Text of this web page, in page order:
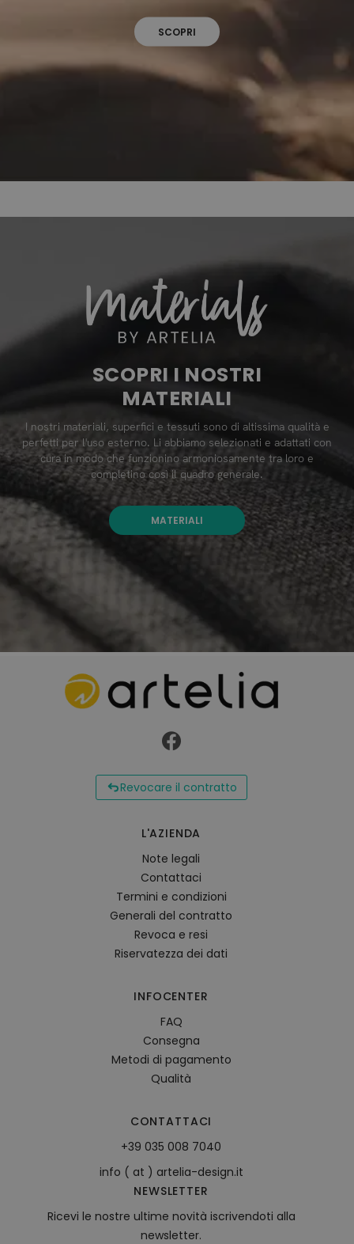
SCOPRI
SCOPRI I NOSTRI
MATERIALI
I nostri materiali, superfici e tessuti sono di altissima qualità e
perfetti per l'uso esterno. Li abbiamo selezionati e adattati con
cura in modo che funzionino armoniosamente tra loro e
completino così il quadro generale.
MATERIALI
Revocare il contratto
L'AZIENDA
Note legali
Contattaci
Termini e condizioni
Generali del contratto
Revoca e resi
Riservatezza dei dati
INFOCENTER
FAQ
Consegna
Metodi di pagamento
Qualità
CONTATTACI
+39 035 008 7040
info ( at ) artelia-design.it
NEWSLETTER
Ricevi le nostre ultime novità iscrivendoti alla
newsletter.